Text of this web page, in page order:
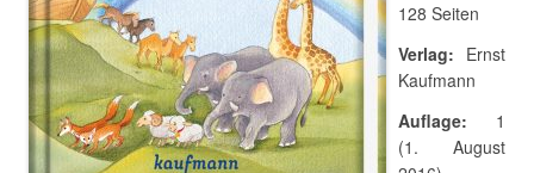
128 Seiten
Verlag: Ernst
Kaufmann
Auflage: 1
(1. August